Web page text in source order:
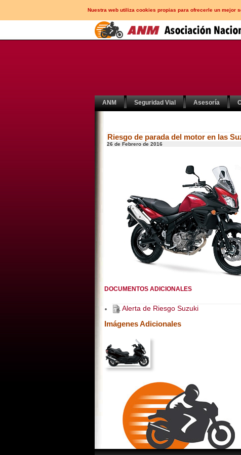
Nuestra web utiliza cookies propias para ofrecerle un mejor
ANM Seguridad Vial Asesoría
Riesgo de parada del motor en las
26 de Febrero de 2016
DOCUMENTOS ADICIONALES
Alerta de Riesgo Suzuki
Imágenes Adicionales